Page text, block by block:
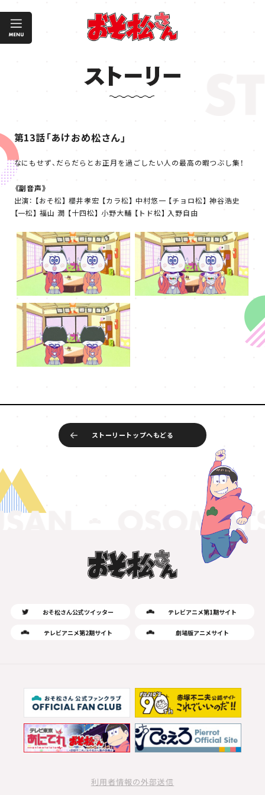
第13話「あけおめ松さん」
なにもせず、だらだらとお正月を過ごしたい人の最高の暇つぶし集！
《副音声》
出演： 【おそ松】 櫻井孝宏 【カラ松】 中村悠一 【チョロ松】 神谷浩史
【一松】 福山 潤 【十四松】 小野大輔 【トド松】 入野自由
ストーリートップへもどる
おそ松さん公式ツイッター テレビアニメ第1期サイト
テレビアニメ第2期サイト 劇場版アニメサイト
利用者情報の外部送信